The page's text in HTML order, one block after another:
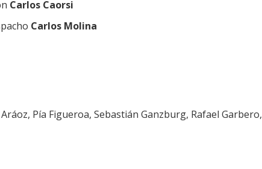
Carlos Caorsi
Carlos Molina
Pía Figueroa, Sebastián Ganzburg, Rafael Garbero,